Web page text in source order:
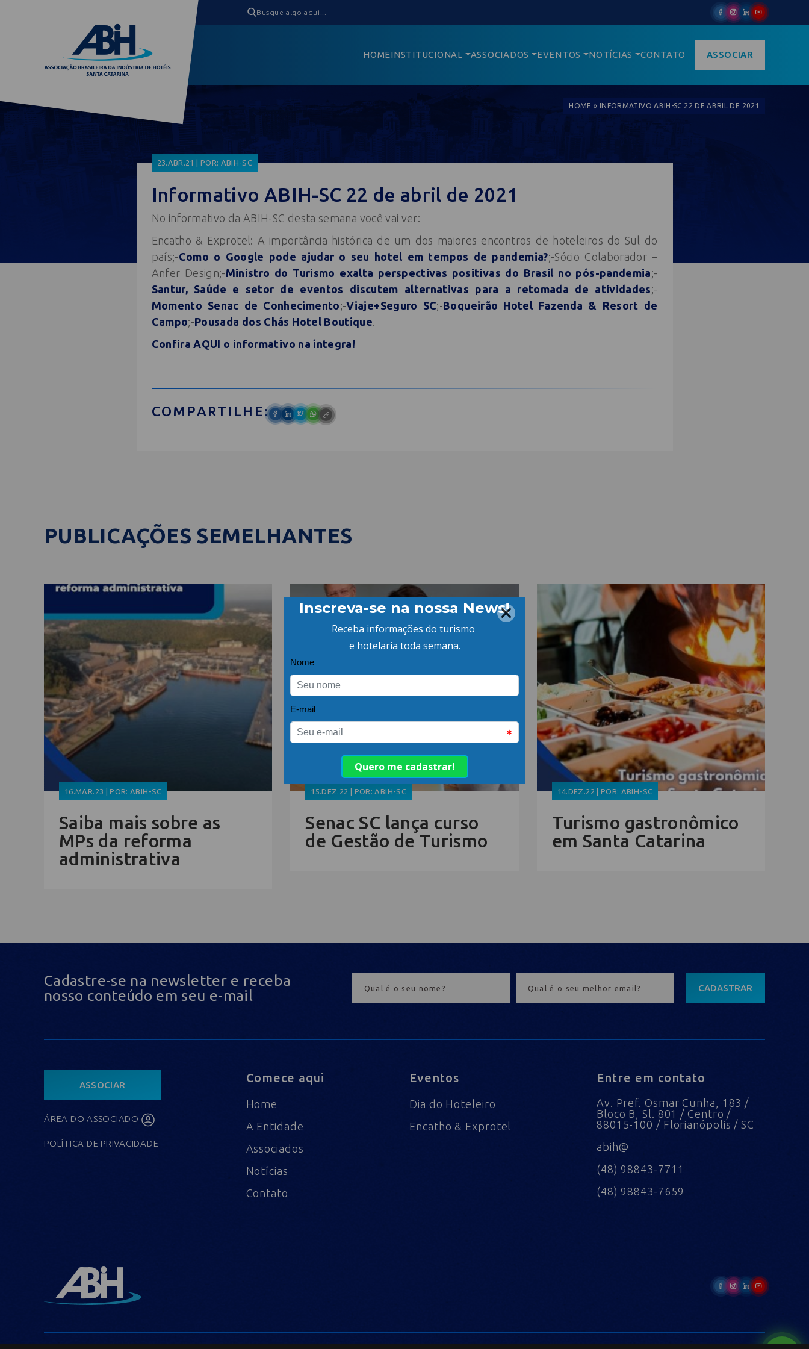
HOMEINSTITUCIONAL ASSOCIADOS EVENTOS NOTÍCIAS CONTATO ASSOCIAR
HOME » INFORMATIVO ABIH-SC 22 DE ABRIL DE 2021
23.ABR.21 | POR: ABIH-SC
Informativo ABIH-SC 22 de abril de 2021
No informativo da ABIH-SC desta semana você vai ver:
Encatho & Exprotel: A importância histórica de um dos maiores encontros de hoteleiros do Sul do
país;-Como o Google pode ajudar o seu hotel em tempos de pandemia?;-Sócio Colaborador –
Anfer Design;-Ministro do Turismo exalta perspectivas positivas do Brasil no pós-pandemia;-
Santur, Saúde e setor de eventos discutem alternativas para a retomada de atividades;-
Momento Senac de Conhecimento;-Viaje+Seguro SC;-Boqueirão Hotel Fazenda & Resort de
Campo;-Pousada dos Chás Hotel Boutique.
Confira AQUI o informativo na íntegra!
COMPARTILHE:
PUBLICAÇÕES SEMELHANTES
16.MAR.23 | POR: ABIH-SC
Saiba mais sobre as
MPs da reforma
administrativa
15.DEZ.22 | POR: ABIH-SC
Senac SC lança curso
de Gestão de Turismo
14.DEZ.22 | POR: ABIH-SC
Turismo gastronômico
em Santa Catarina
Cadastre-se na newsletter e receba
nosso conteúdo em seu e-mail
CADASTRAR
ASSOCIAR
ÁREA DO ASSOCIADO
POLÍTICA DE PRIVACIDADE
Comece aqui
Home
A Entidade
Associados
Notícias
Contato
Eventos
Dia do Hoteleiro
Encatho & Exprotel
Entre em contato
Av. Pref. Osmar Cunha, 183 /
Bloco B, Sl. 801 / Centro /
88015-100 / Florianópolis / SC
abih@
(48) 98843-7711
(48) 98843-7659